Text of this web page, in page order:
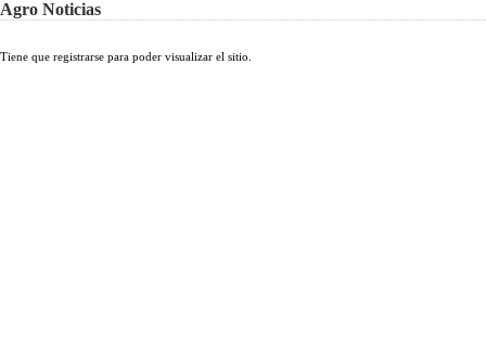
Agro Noticias
Tiene que registrarse para poder visualizar el sitio.